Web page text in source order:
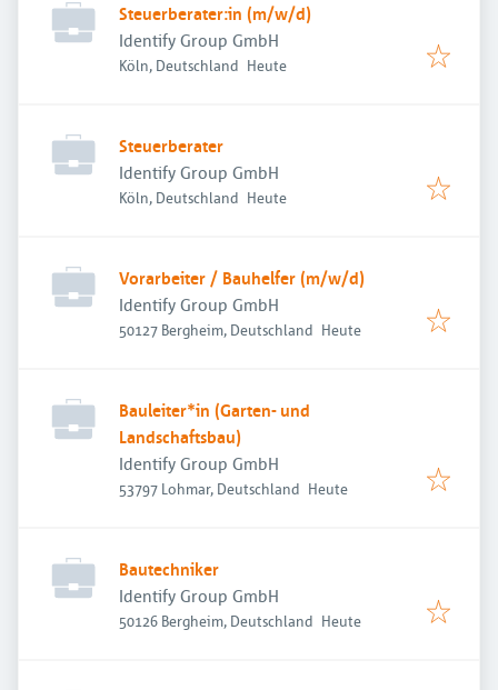
Steuerberater:in (m/w/d)
Identify Group GmbH
Köln, Deutschland Veröffentlicht
Heute
Steuerberater
Identify Group GmbH
Köln, Deutschland Veröffentlicht
Heute
Vorarbeiter / Bauhelfer (m/w/d)
Identify Group GmbH
50127 Bergheim, Deutschland Veröffentlicht
Heute
Bauleiter*in (Garten- und
Landschaftsbau)
Identify Group GmbH
53797 Lohmar, Deutschland Veröffentlicht
Heute
Bautechniker
Identify Group GmbH
50126 Bergheim, Deutschland Veröffentlicht
Heute